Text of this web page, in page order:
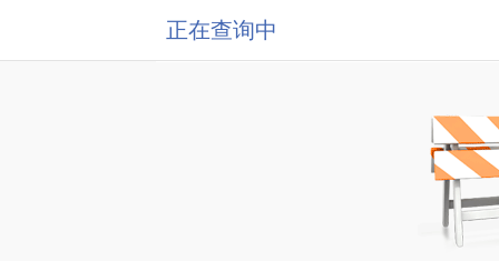
正在查询中